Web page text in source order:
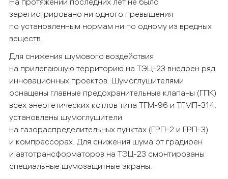
зарегистрировано ни одного превышения
по установленным нормам ни по одному из вредных
веществ.
Для снижения шумового воздействия
на прилегающую территорию на ТЭЦ-23 внедрен ряд
инновационных проектов. Шумоглушителями
оснащены главные предохранительные клапаны (ГПК)
всех энергетических котлов типа ТГМ-96 и ТГМП-314,
установлены шумоглушители
на газораспределительных пунктах (ГРП-2 и ГРП-3)
и компрессорах. Для снижения шума от градирен
и автотрансформаторов на ТЭЦ-23 смонтированы
специальные шумозащитные экраны.